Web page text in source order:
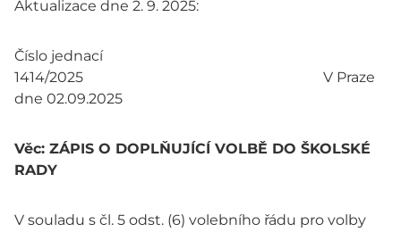
Aktualizace dne 2. 9. 2025:
Číslo jednací
1414/2025 V Praze
dne 02.09.2025
Věc: ZÁPIS O DOPLŇUJÍCÍ VOLBĚ DO ŠKOLSKÉ
RADY
V souladu s čl. 5 odst. (6) volebního řádu pro volby